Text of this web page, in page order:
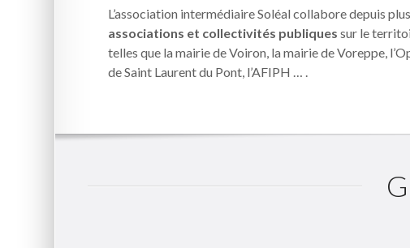
L’association intermédiaire Soléal collabore depuis
associations et collectivités publiquessur le
telles que la mairie de Voiron, la mairie de Voreppe,
de Saint Laurent du Pont, l’AFIPH … .